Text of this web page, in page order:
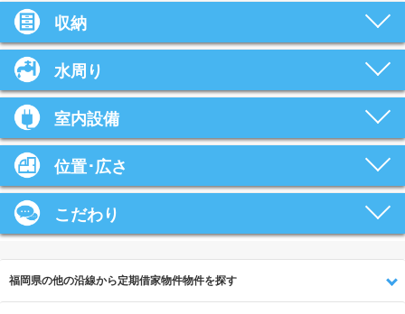
収納
水周り
室内設備
位置･広さ
こだわり
福岡県の他の沿線から定期借家物件物件を探す